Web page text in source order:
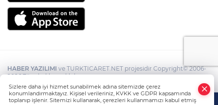
HABER YAZILIMI ve TURKTICARET.NET projesidir Copyright© 2006-
2026 Tüm hakları saklıdır.
Sizlere daha iyi hizmet sunabilmek adına sitemizde çerez
konumlandırmaktayız. Kişisel verileriniz, KVKK ve GDPR kapsamında
toplanıp işlenir. Sitemizi kullanarak, çerezleri kullanmamızı kabul etmiş